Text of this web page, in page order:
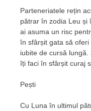
Parteneriatele rețin
pătrar în zodia Leu și
ai asuma un risc
în sfârșit gata să
iubite de cursă
îți faci în sfârșit curaj
Pești
Cu Luna în ultimul